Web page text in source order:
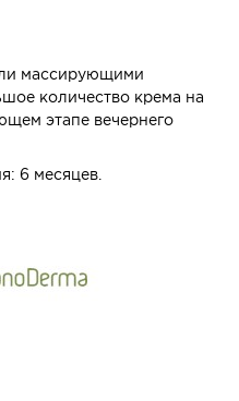
массирующими
количество крема на
этапе вечернего
6 месяцев.